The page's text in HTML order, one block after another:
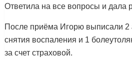
Ответила на все вопросы и дала
После приёма Игорю выписали 2
снятия воспаления и 1
за счет страховой.